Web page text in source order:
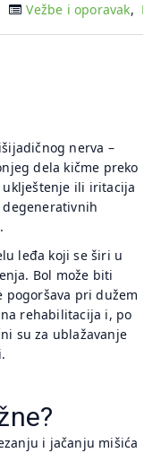
Vežbe i oporavak,
nerva –
dela kičme preko
uklještenje ili iritacija
leđa koji se širi u
Bol može biti
pogoršava pri dužem
rehabilitacija i, po
su za ublažavanje
i jačanju mišića